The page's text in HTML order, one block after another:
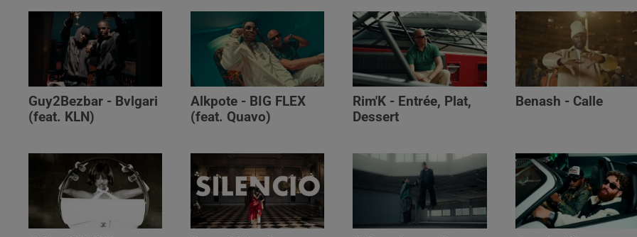
Guy2Bezbar - Bvlgari
(feat. KLN)
Alkpote - BIG FLEX
(feat. Quavo)
Rim'K - Entrée, Plat,
Dessert
Benash - Calle